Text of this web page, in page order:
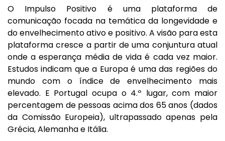
O Impulso Positivo é uma plataforma de
comunicação focada na temática da longevidade e
do envelhecimento ativo e positivo. A visão para esta
plataforma cresce a partir de uma conjuntura atual
onde a esperança média de vida é cada vez maior.
Estudos indicam que a Europa é uma das regiões do
mundo com o índice de envelhecimento mais
elevado. E Portugal ocupa o 4.º lugar, com maior
percentagem de pessoas acima dos 65 anos (dados
da Comissão Europeia), ultrapassado apenas pela
Grécia, Alemanha e Itália.